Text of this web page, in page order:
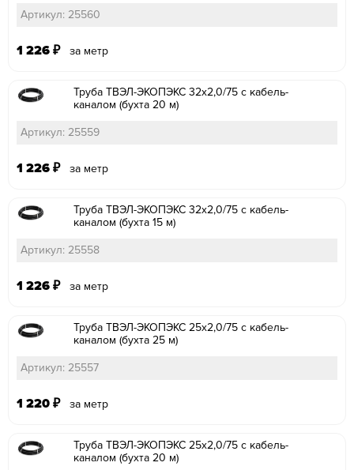
Артикул: 25560
1 226 ₽ за метр
Труба ТВЭЛ-ЭКОПЭКС 32х2,0/75 с кабель-
каналом (бухта 20 м)
Артикул: 25559
1 226 ₽ за метр
Труба ТВЭЛ-ЭКОПЭКС 32х2,0/75 с кабель-
каналом (бухта 15 м)
Артикул: 25558
1 226 ₽ за метр
Труба ТВЭЛ-ЭКОПЭКС 25х2,0/75 с кабель-
каналом (бухта 25 м)
Артикул: 25557
1 220 ₽ за метр
Труба ТВЭЛ-ЭКОПЭКС 25х2,0/75 с кабель-
каналом (бухта 20 м)